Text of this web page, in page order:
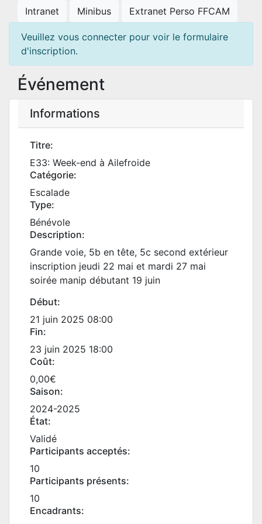
Intranet Minibus Extranet Perso FFCAM
Veuillez vous connecter pour voir le formulaire
d'inscription.
Événement
Informations
Titre:
E33: Week-end à Ailefroide
Catégorie:
Escalade
Type:
Bénévole
Description:
Grande voie, 5b en tête, 5c second extérieur
inscription jeudi 22 mai et mardi 27 mai
soirée manip débutant 19 juin
Début:
21 juin 2025 08:00
Fin:
23 juin 2025 18:00
Coût:
0,00€
Saison:
2024-2025
État:
Validé
Participants acceptés:
10
Participants présents:
10
Encadrants: